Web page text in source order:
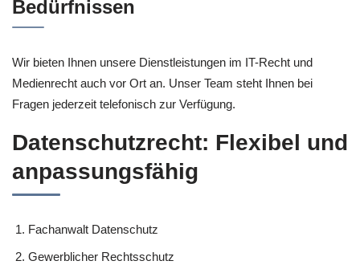
Bedürfnissen
Wir bieten Ihnen unsere Dienstleistungen im IT-Recht und
Medienrecht auch vor Ort an. Unser Team steht Ihnen bei
Fragen jederzeit telefonisch zur Verfügung.
Datenschutzrecht: Flexibel und
anpassungsfähig
Fachanwalt Datenschutz
Gewerblicher Rechtsschutz